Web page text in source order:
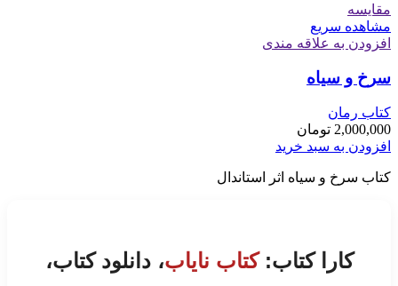
مقایسه
مشاهده سریع
افزودن به علاقه مندی
سرخ و سیاه
کتاب رمان
2,000,000 تومان
افزودن به سبد خرید
کتاب سرخ و سیاه اثر استاندال
کارا کتاب:کتاب نایاب، دانلود کتاب،